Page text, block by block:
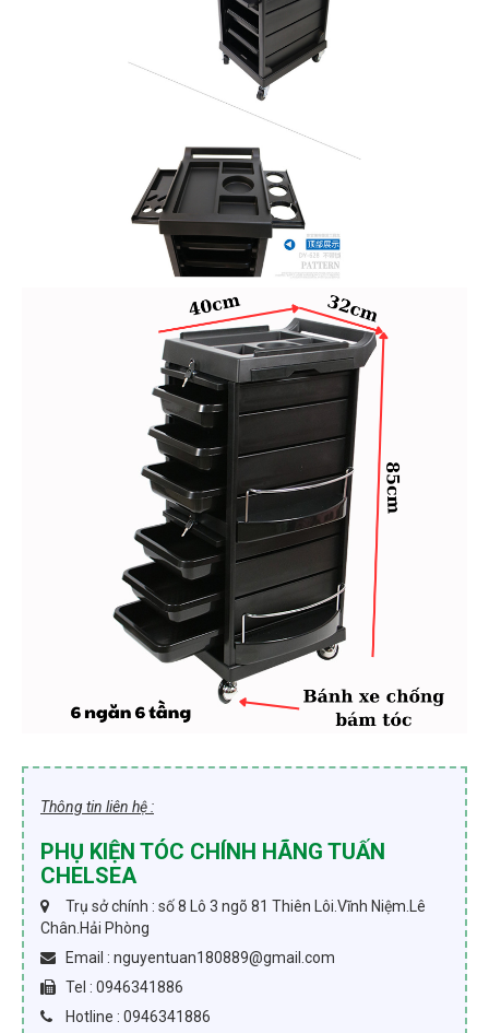
Thông tin liên hệ :
PHỤ KIỆN TÓC CHÍNH HÃNG TUẤN
CHELSEA
Trụ sở chính : số 8 Lô 3 ngõ 81 Thiên Lôi.Vĩnh Niệm.Lê
Chân.Hải Phòng
Email : nguyentuan180889@gmail.com
Tel : 0946341886
Hotline : 0946341886